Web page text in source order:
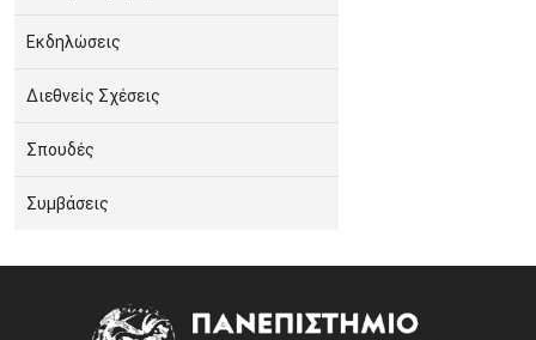
Εκδηλώσεις
Διεθνείς Σχέσεις
Σπουδές
Συμβάσεις